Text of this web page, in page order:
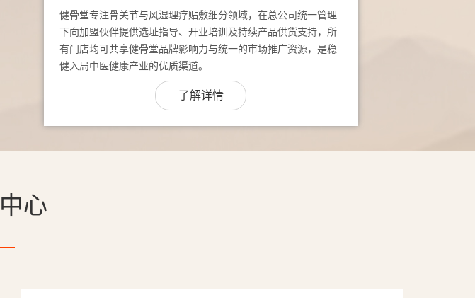
健骨堂专注骨关节与风湿理疗贴敷细分领域，在总公司统一管理
下向加盟伙伴提供选址指导、开业培训及持续产品供货支持，所
有门店均可共享健骨堂品牌影响力与统一的市场推广资源，是稳
健入局中医健康产业的优质渠道。
了解详情
心